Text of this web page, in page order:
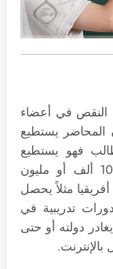
النقص في أعضاء
المحاضر يستطيع
مباشرة لعدد 1000 طالب فهو يستطيع
بالتعليم عن بعد أن يصل إلى 100 ألف أو مليون
مثلاً يحصل
تدريبية في
دولته أو حتى